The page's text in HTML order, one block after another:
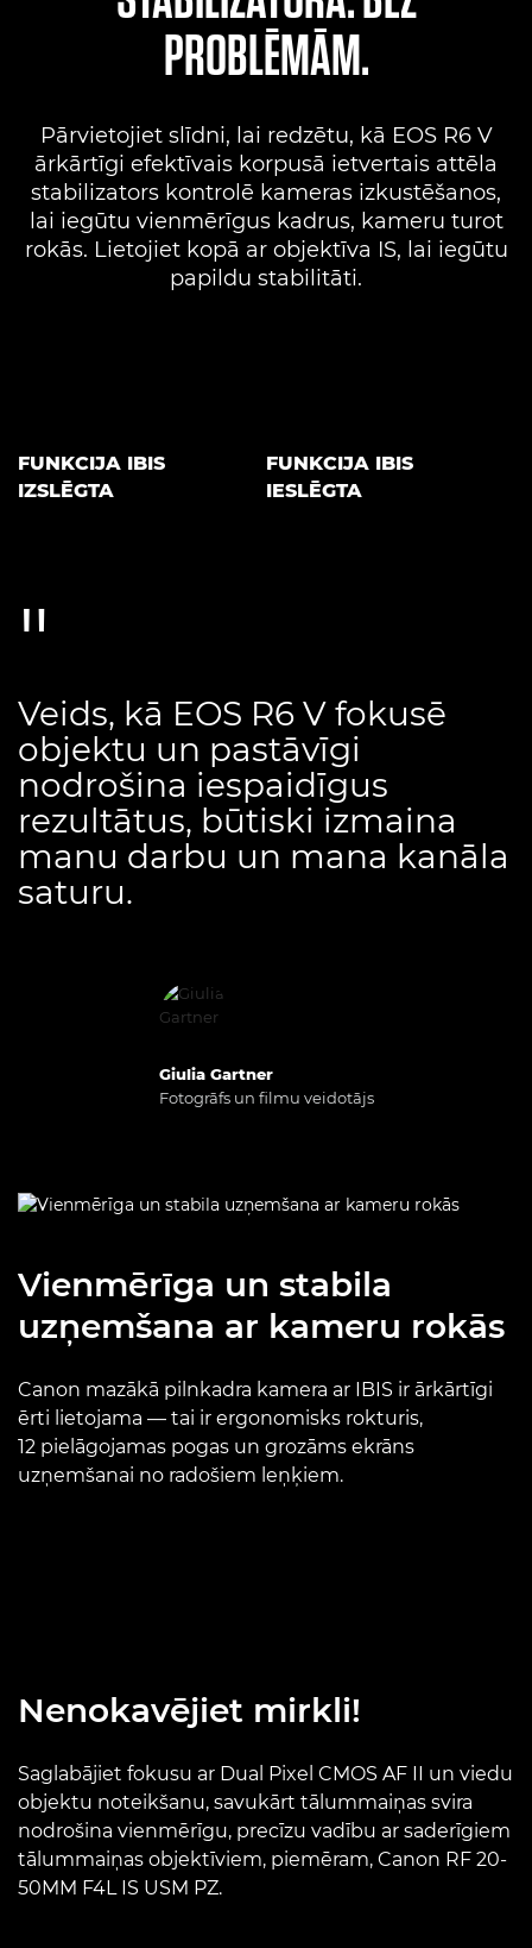
PROBLĒMĀM.
Pārvietojiet slīdni, lai redzētu, kā EOS R6 V
ārkārtīgi efektīvais korpusā ietvertais attēla
stabilizators kontrolē kameras izkustēšanos,
lai iegūtu vienmērīgus kadrus, kameru turot
rokās. Lietojiet kopā ar objektīva IS, lai iegūtu
papildu stabilitāti.
FUNKCIJA IBIS
IZSLĒGTA
FUNKCIJA IBIS
IESLĒGTA
Giulia Gartner
Fotogrāfs un filmu veidotājs
Veids, kā EOS R6 V fokusē
objektu un pastāvīgi
nodrošina iespaidīgus
rezultātus, būtiski izmaina
manu darbu un mana kanāla
saturu.
Vienmērīga un stabila
uzņemšana ar kameru rokās
Canon mazākā pilnkadra kamera ar IBIS ir ārkārtīgi
ērti lietojama — tai ir ergonomisks rokturis,
12 pielāgojamas pogas un grozāms ekrāns
uzņemšanai no radošiem leņķiem.
Nenokavējiet mirkli!
Saglabājiet fokusu ar Dual Pixel CMOS AF II un viedu
objektu noteikšanu, savukārt tālummaiņas svira
nodrošina vienmērīgu, precīzu vadību ar saderīgiem
tālummaiņas objektīviem, piemēram, Canon RF 20-
50MM F4L IS USM PZ.